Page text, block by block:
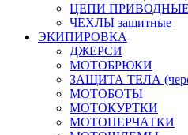
ЦЕПИ ПРИВОДНЫЕ
ЧЕХЛЫ защитные
ЭКИПИРОВКА
ДЖЕРСИ
МОТОБРЮКИ
ЗАЩИТА ТЕЛА
МОТОБОТЫ
МОТОКУРТКИ
МОТОПЕРЧАТКИ